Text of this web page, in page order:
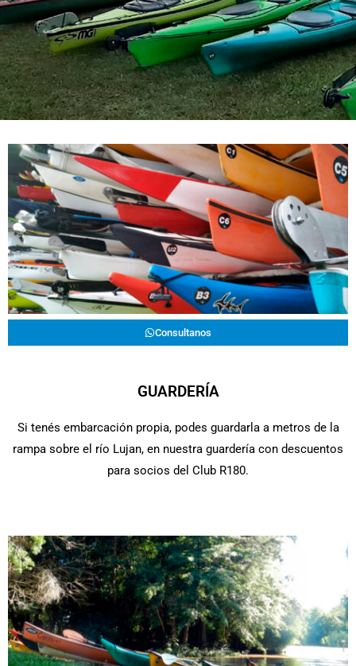
Consultanos
GUARDERÍA
Si tenés embarcación propia, podes guardarla a metros de la
rampa sobre el río Lujan, en nuestra guardería con descuentos
para socios del Club R180.